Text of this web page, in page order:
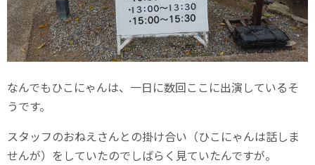
なんでもひこにゃんは、一日に数回ここに出演しているそ
うです。
スタッフのおねえさんとの掛け合い（ひこにゃんは話しま
せんが）をしていたのでしばらく見ていたんですが。